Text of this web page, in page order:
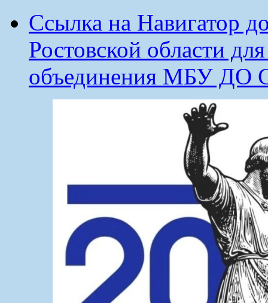
Ссылка на Навигатор
Ростовской области
объединения МБУ ДО